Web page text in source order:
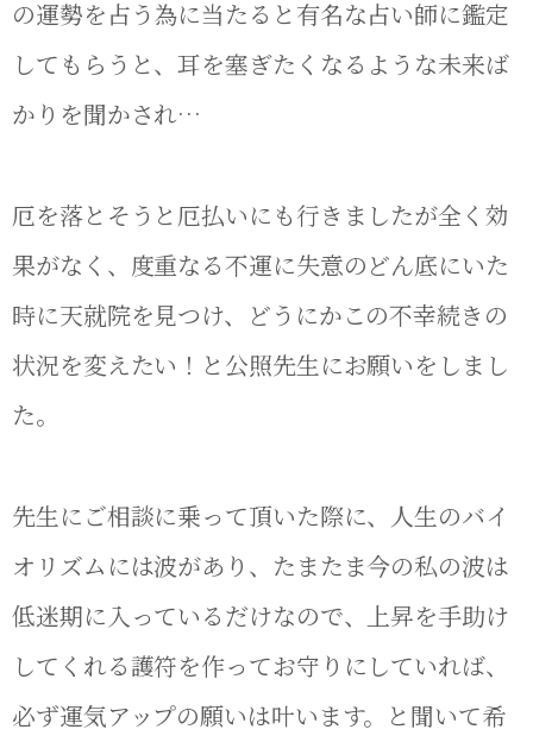
の運勢を占う為に当たると有名な占い師に鑑定
してもらうと、耳を塞ぎたくなるような未来ば
かりを聞かされ…
厄を落とそうと厄払いにも行きましたが全く効
果がなく、度重なる不運に失意のどん底にいた
時に天就院を見つけ、どうにかこの不幸続きの
状況を変えたい！と公照先生にお願いをしまし
た。
先生にご相談に乗って頂いた際に、人生のバイ
オリズムには波があり、たまたま今の私の波は
低迷期に入っているだけなので、上昇を手助け
してくれる護符を作ってお守りにしていれば、
必ず運気アップの願いは叶います。と聞いて希